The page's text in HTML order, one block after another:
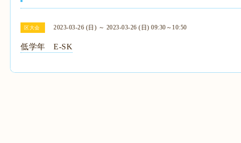
区大会 2023-03-26 (日) ～ 2023-03-26 (日) 09:30～10:50
低学年 E-SK